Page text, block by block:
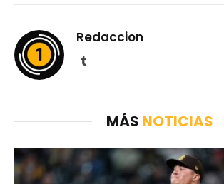
Redaccion
Tumblr
MÁS NOTICIAS